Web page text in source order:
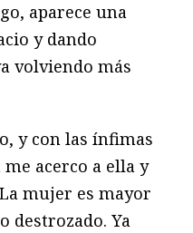
aparece una
y dando
volviendo más
y con las ínfimas
acerco a ella y
mujer es mayor
destrozado. Ya